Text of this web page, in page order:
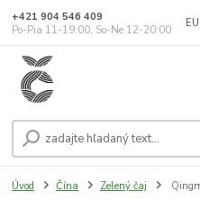
+421 904 546 409
Po-Pia 11-19:00, So-Ne 12-20:00
Úvod Čína Zelený čaj